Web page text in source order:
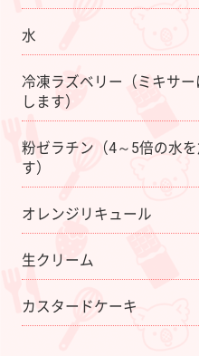
水
冷凍ラズベリー（ミキサ
します）
粉ゼラチン（4～5倍の水
す）
オレンジリキュール
生クリーム
カスタードケーキ